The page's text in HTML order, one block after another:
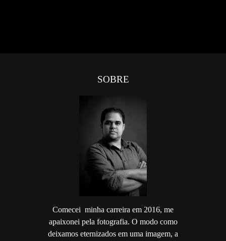
SOBRE
Comecei minha carreira em 2016, me
apaixonei pela fotografia. O modo como
deixamos eternizados em uma imagem, a